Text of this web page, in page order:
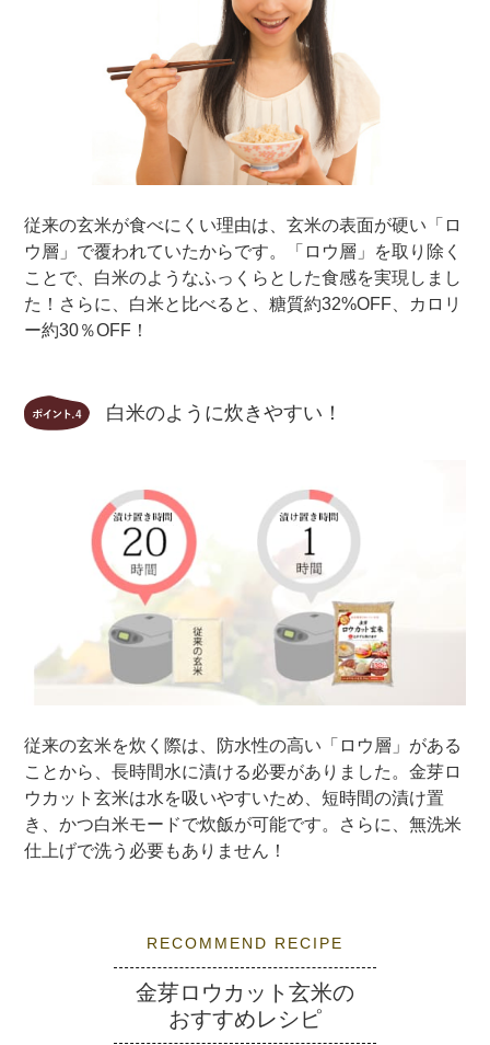
従来の玄米が食べにくい理由は、玄米の表面が硬い「ロ
ウ層」で覆われていたからです。「ロウ層」を取り除く
ことで、白米のようなふっくらとした食感を実現しまし
た！さらに、白米と比べると、糖質約32%OFF、カロリ
ー約30％OFF！
白米のように炊きやすい！
従来の玄米を炊く際は、防水性の高い「ロウ層」がある
ことから、長時間水に漬ける必要がありました。金芽ロ
ウカット玄米は水を吸いやすいため、短時間の漬け置
き、かつ白米モードで炊飯が可能です。さらに、無洗米
仕上げで洗う必要もありません！
RECOMMEND RECIPE
金芽ロウカット玄米の
おすすめレシピ